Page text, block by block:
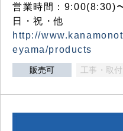
営業時間：9:00(8:30)
日・祝・他
http://
eyama/products
販売可 工事・取